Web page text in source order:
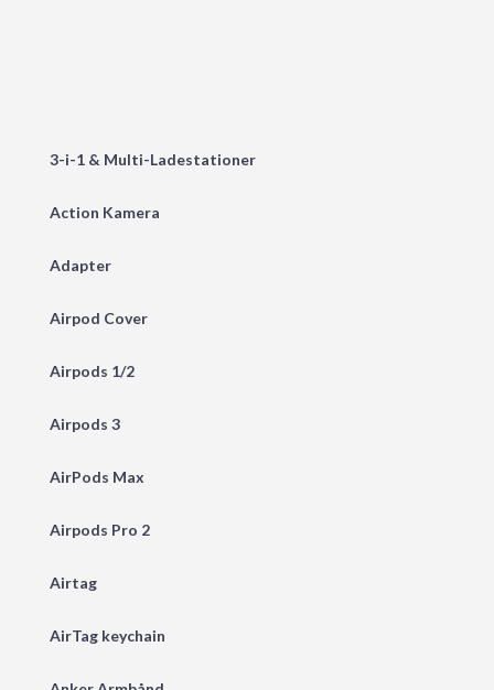
3-i-1 & Multi-Ladestationer
Action Kamera
Adapter
Airpod Cover
Airpods 1/2
Airpods 3
AirPods Max
Airpods Pro 2
Airtag
AirTag keychain